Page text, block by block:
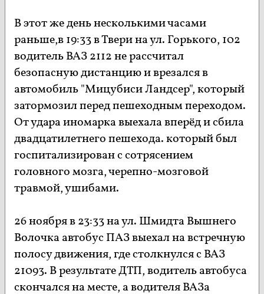
В этот же день несколькими часами
раньше,в 19:33 в Твери на ул. Горького, 102
водитель ВАЗ 2112 не рассчитал
безопасную дистанцию и врезался в
автомобиль "Мицубиси Ландсер", который
затормозил перед пешеходным переходом.
От удара иномарка выехала вперёд и сбила
двадцатилетнего пешехода. который был
госпитализирован с сотрясением
головного мозга, черепно-мозговой
травмой, ушибами.
26 ноября в 23:33 на ул. Шмидта Вышнего
Волочка автобус ПАЗ выехал на встречную
полосу движения, где столкнулся с ВАЗ
21093. В результате ДТП, водитель автобуса
скончался на месте, а водителя ВАЗа